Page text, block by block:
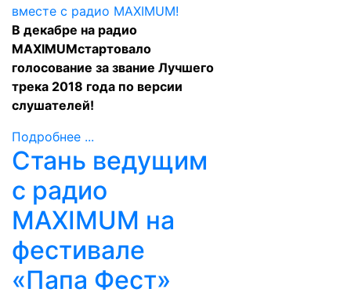
В декабре на радио
MAXIMUMстартовало
голосование за звание Лучшего
трека 2018 года по версии
слушателей!
Подробнее ...
Стань ведущим
c радио
MAXIMUM на
фестивале
«Папа Фест»